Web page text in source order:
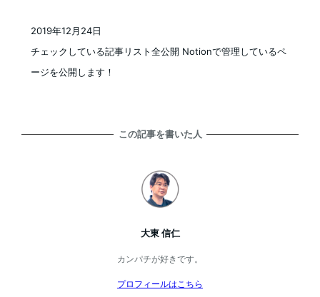
チェックしている記事リスト全公開 Notionで管理しているペ
ージを公開します！
投稿日
2019年12月24日
この記事を書いた人
大東 信仁
カンパチが好きです。
プロフィールはこちら